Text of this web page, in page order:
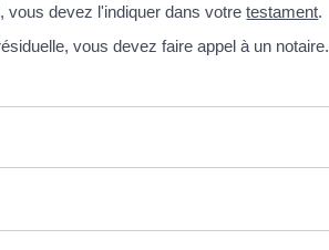
vous devez l'indiquer dans votretestament.
vous devez faire appel à un notaire.